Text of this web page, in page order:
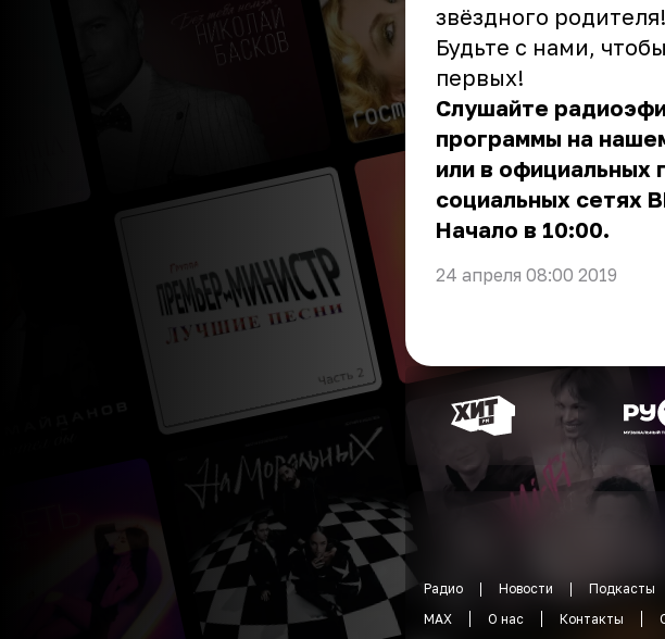
звёздного родителя!
Будьте с нами,
первых!
Слушайте
программы на
или в официальных
социальных сетях
Начало в 10:00.
24 апреля 08:00 2019
Радио Новости Подкасты
MAX
О нас Контакты